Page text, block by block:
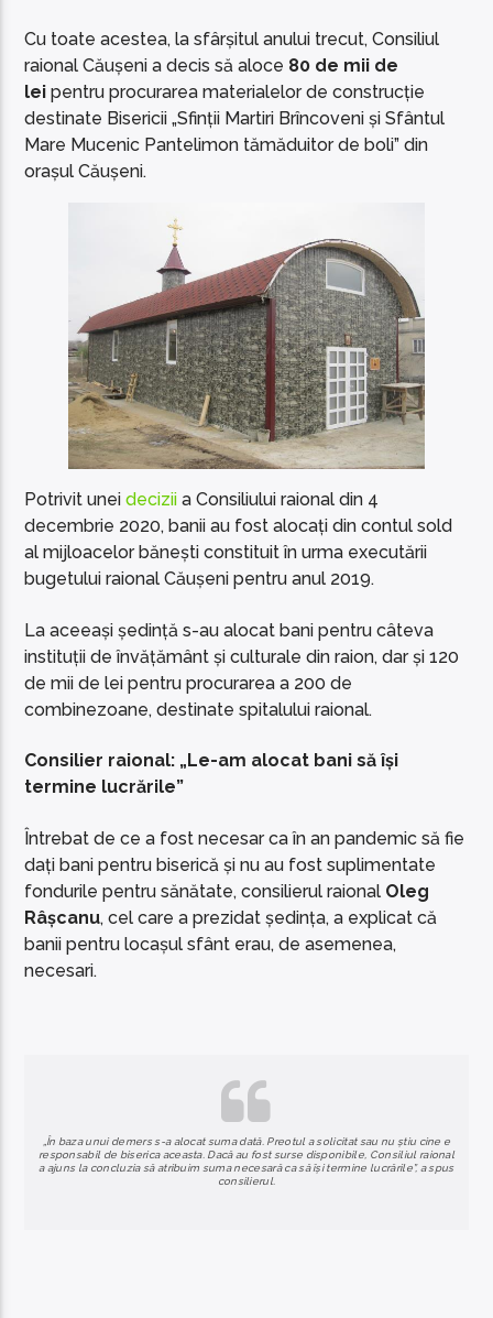
Cu toate acestea, la sfârșitul anului trecut, Consiliul
raional Căușeni a decis să aloce 80 de mii de
lei pentru procurarea materialelor de construcție
destinate Bisericii „Sfinții Martiri Brîncoveni și Sfântul
Mare Mucenic Pantelimon tămăduitor de boli” din
orașul Căușeni.
Potrivit uneideciziia Consiliului raional din 4
decembrie 2020, banii au fost alocați din contul sold
al mijloacelor bănești constituit în urma executării
bugetului raional Căușeni pentru anul 2019.
La aceeași ședință s-au alocat bani pentru câteva
instituții de învățământ și culturale din raion, dar și 120
de mii de lei pentru procurarea a 200 de
combinezoane, destinate spitalului raional.
Consilier raional: „Le-am alocat bani să își
termine lucrările”
Întrebat de ce a fost necesar ca în an pandemic să fie
dați bani pentru biserică și nu au fost suplimentate
fondurile pentru sănătate, consilierul raional Oleg
Râșcanu, cel care a prezidat ședința, a explicat că
banii pentru locașul sfânt erau, de asemenea,
necesari.
„În baza unui demers s-a alocat suma dată. Preotul a solicitat sau nu știu cine e
responsabil de biserica aceasta. Dacă au fost surse disponibile, Consiliul raional
a ajuns la concluzia să atribuim suma necesară ca să își termine lucrările”, a spus
consilierul.